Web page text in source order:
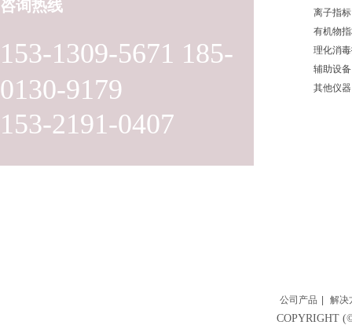
153-1309-5671 185-
0130-9179
153-2191-0407
咨询热线
离子指标
有机物
理化消
辅助设备
其他仪器
公司产品 解决
COPYRIGHT